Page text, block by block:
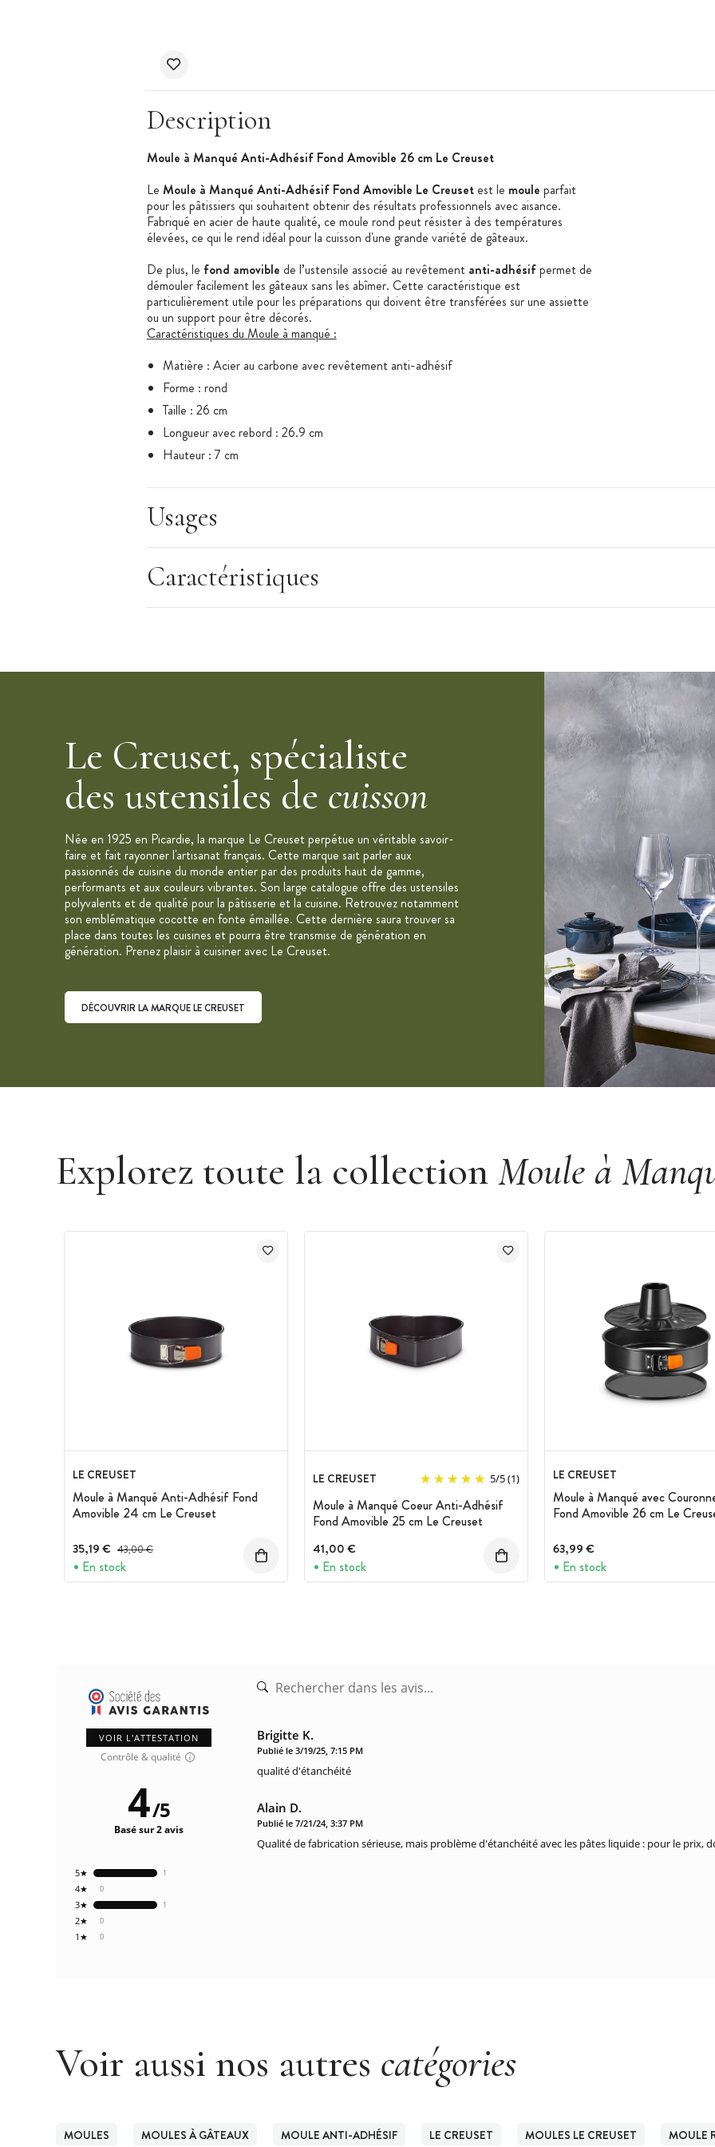
Description
Moule à Manqué Anti-Adhésif Fond Amovible 26 cm Le Creuset
Le Moule à Manqué Anti-Adhésif Fond Amovible Le Creusetest le moule parfait
pour les pâtissiers qui souhaitent obtenir des résultats professionnels avec aisance.
Fabriqué en acier de haute qualité, ce moule rond peut résister à des températures
élevées, ce qui le rend idéal pour la cuisson d'une grande variété de gâteaux.
De plus, le fond amovible de l’ustensile associé au revêtement anti-adhésifpermet de
démouler facilement les gâteaux sans les abîmer. Cette caractéristique est
particulièrement utile pour les préparations qui doivent être transférées sur une assiette
ou un support pour être décorés.
Caractéristiques du Moule à manqué :
Matière : Acier au carbone avec revêtement anti-adhésif
Forme : rond
Taille : 26 cm
Longueur avec rebord : 26.9 cm
Hauteur : 7 cm
Entretien : Nettoyer à la main, à l'aide d'une éponge non abrasive, n’utilisez pas de
détergent décapent.
Collection : Pâtiliss
Marque : Le Creuset
Usages
Caractéristiques
Le Creuset, spécialiste
des ustensiles de cuisson
Née en 1925 en Picardie, la marque Le Creuset perpétue un véritable savoir-
faire et fait rayonner l'artisanat français. Cette marque sait parler aux
passionnés de cuisine du monde entier par des produits haut de gamme,
performants et aux couleurs vibrantes. Son large catalogue offre des ustensiles
polyvalents et de qualité pour la pâtisserie et la cuisine. Retrouvez notamment
son emblématique cocotte en fonte émaillée. Cette dernière saura trouver sa
place dans toutes les cuisines et pourra être transmise de génération en
génération. Prenez plaisir à cuisiner avec Le Creuset.
DÉCOUVRIR LA MARQUE LE CREUSET
Explorez toute la collection Moule à
LE CREUSET
Moule à Manqué Anti-Adhésif Fond
Amovible 24 cm Le Creuset
35,19 € Prix avant réduction :
43,00 €
En stock
LE CREUSET 5/5(1)
Moule à Manqué Coeur Anti-Adhésif
Fond Amovible 25 cm Le Creuset
41,00 €
En stock
LE CREUSET
Moule à Manqué avec
Fond Amovible 26 cm Le
63,99 €
En stock
VOIR L'ATTESTATION
Contrôle & qualité
0
1★
0
2★
1
3★
0
4★
1
5★
4/5
Basé sur 2 avis
Brigitte K.
Publié le 3/19/25, 7:15 PM
qualité d'étanchéité
Alain D.
Publié le 7/21/24, 3:37 PM
Qualité de fabrication sérieuse, mais problème d'étanchéité avec les pâtes liquide : pour le prix,
Voir aussi nos autres catégories
MOULES MOULES À GÂTEAUX MOULE ANTI-ADHÉSIF LE CREUSET MOULES LE CREUSET MOULE